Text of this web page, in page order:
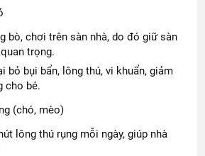
bò, chơi trên sàn nhà, do đó giữ sàn
trọng.
bỏ bụi bẩn, lông thú, vi khuẩn, giảm
cho bé.
(chó, mèo)
lông thú rụng mỗi ngày, giúp nhà